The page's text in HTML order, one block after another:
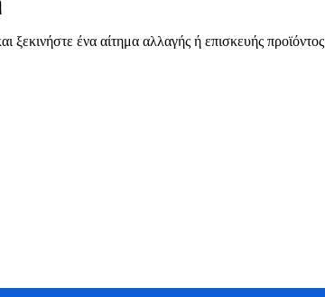
ξεκινήστε ένα αίτημα αλλαγής ή επισκευής προϊόντος